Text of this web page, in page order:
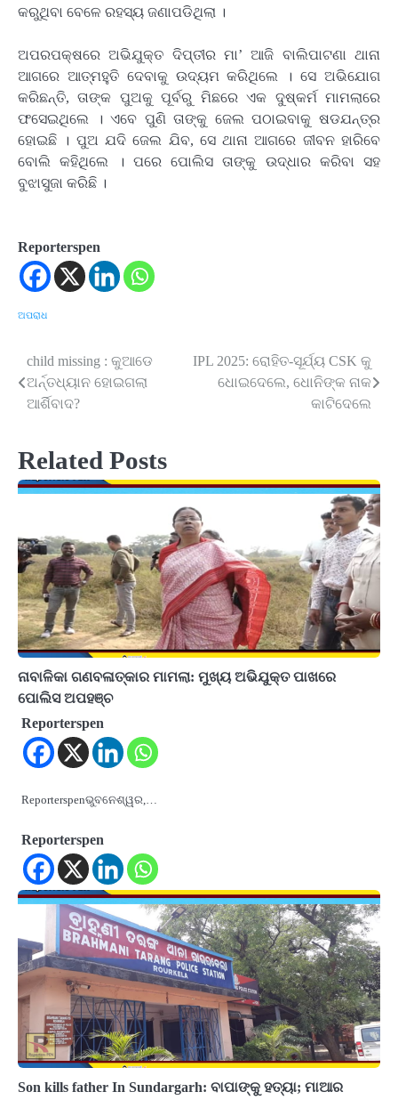
କରୁଥିବା ବେଳେ ରହସ୍ୟ ଜଣାପଡିଥିଲା ।
ଅପରପକ୍ଷରେ ଅଭିଯୁକ୍ତ ଦିପ୍ତୀର ମା’ ଆଜି ବାଲିପାଟଣା ଥାନା
ଆଗରେ ଆତ୍ମହୁତି ଦେବାକୁ ଉଦ୍ୟମ କରିଥିଲେ । ସେ ଅଭିଯୋଗ
କରିଛନ୍ତି, ତାଙ୍କ ପୁଅକୁ ପୂର୍ବରୁ ମିଛରେ ଏକ ଦୁଷ୍କର୍ମ ମାମଲାରେ
ଫସେଇଥିଲେ । ଏବେ ପୁଣି ତାଙ୍କୁ ଜେଲ ପଠାଇବାକୁ ଷଡଯନ୍ତ୍ର
ହୋଇଛି । ପୁଅ ଯଦି ଜେଲ ଯିବ, ସେ ଥାନା ଆଗରେ ଜୀବନ ହାରିବେ
ବୋଲି କହିଥିଲେ । ପରେ ପୋଲିସ ତାଙ୍କୁ ଉଦ୍ଧାର କରିବା ସହ
ବୁଝାସୁଜା କରିଛି ।
Reporterspen
ଅପରାଧ
Post
navigation
child missing : କୁଆଡେ
ଅର୍ନ୍ତଧ୍ୟାନ ହୋଇଗଲା
ଆର୍ଶିବାଦ?
IPL 2025: ରୋହିତ-ସୂର୍ଯ୍ୟ CSK କୁ
ଧୋଇଦେଲେ, ଧୋନିଙ୍କ ନାକ
କାଟିଦେଲେ
Related Posts
ନାବାଳିକା ଗଣବଳାତ୍କାର ମାମଲା: ମୁଖ୍ୟ ଅଭିଯୁକ୍ତ ପାଖରେ
ପୋଲିସ ଅପହଞ୍ଚ
Reporterspen
Reporterspenଭୁବନେଶ୍ୱର,…
Reporterspen
Son kills father In Sundargarh: ବାପାଙ୍କୁ ହତ୍ୟା; ମାଆର